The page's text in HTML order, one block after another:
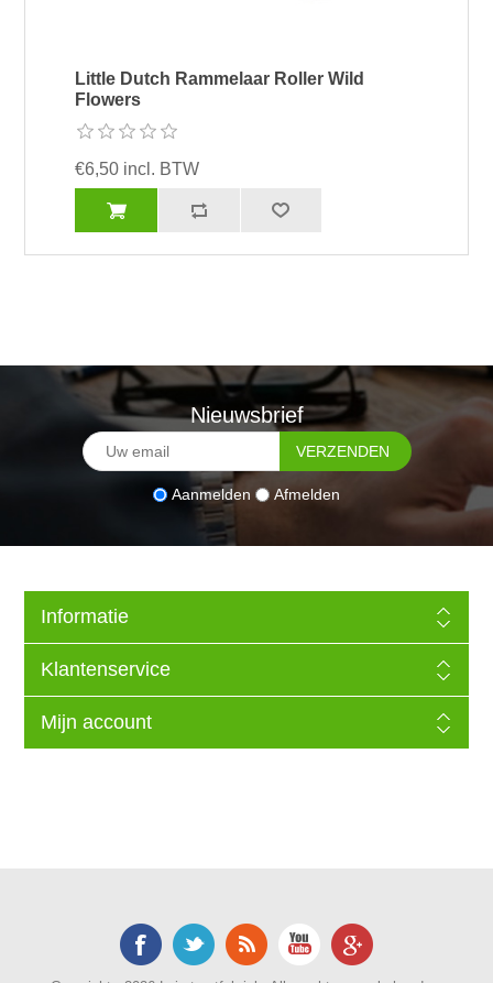
Little Dutch Rammelaar Roller Wild
Flowers
€6,50 incl. BTW
Nieuwsbrief
Aanmelden Afmelden
Informatie
Klantenservice
Mijn account